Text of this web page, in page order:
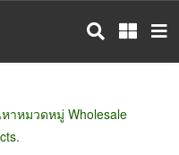
าหมวดหมู่ Wholesale